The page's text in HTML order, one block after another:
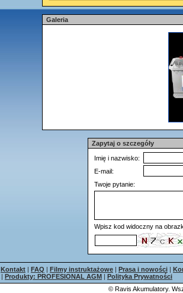
Galeria
Zapytaj o szczegóły
Imię i nazwisko:
E-mail:
Twoje pytanie:
Wpisz kod widoczny na
Kontakt | FAQ | Filmy instruktażowe | Prasa i nowości |
| Produkty: PROFESIONAL AGM | Polityka Prywatności
© Ravis Akumulatory.